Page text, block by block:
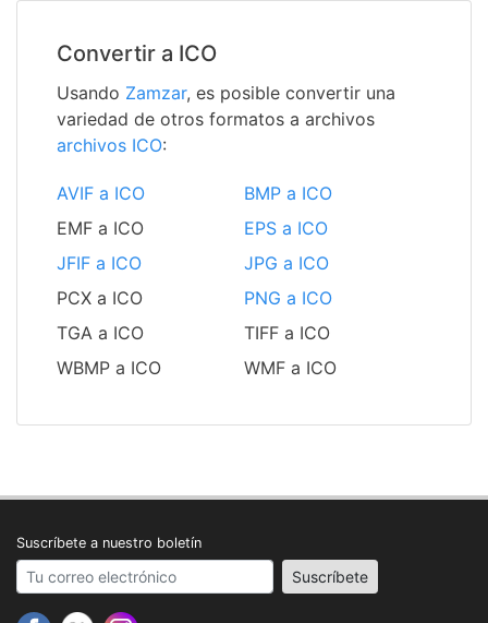
Convertir a ICO
Usando Zamzar, es posible convertir una
variedad de otros formatos a archivos
archivos ICO:
AVIF a ICO
BMP a ICO
EMF a ICO
EPS a ICO
JFIF a ICO
JPG a ICO
PCX a ICO
PNG a ICO
TGA a ICO
TIFF a ICO
WBMP a ICO
WMF a ICO
Suscríbete a nuestro boletín
Your email address Suscríbete